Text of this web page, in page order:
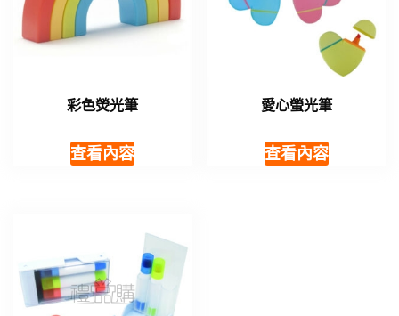
彩色熒光筆
查看內容
愛心螢光筆
查看內容